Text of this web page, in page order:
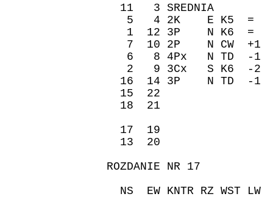
11 3 SREDNIA
5 4 2K E K5 =
1 12 3P N K6 =
7 10 2P N CW
6 8 4Px N TD -1
2 9 3Cx S K6 -2
16 14 3P N TD -
15 22 -110
18 21 100
17 19 170
13 20 -100
ROZDANIE NR 17
NS EW KNTR RZ WST